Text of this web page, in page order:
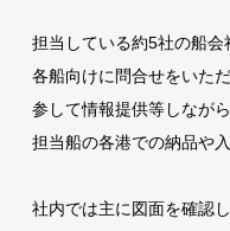
担当している約5社の船会
各船向けに問合せをいた
参して情報提供等しなが
担当船の各港での納品や
社内では主に図面を確認